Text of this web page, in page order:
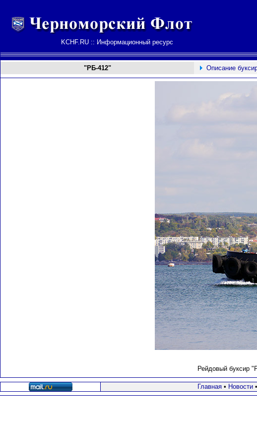
KCHF.RU :: Информационный ресурс
"РБ-412" Описание
Рейдовый буксир
Главная• Новости•